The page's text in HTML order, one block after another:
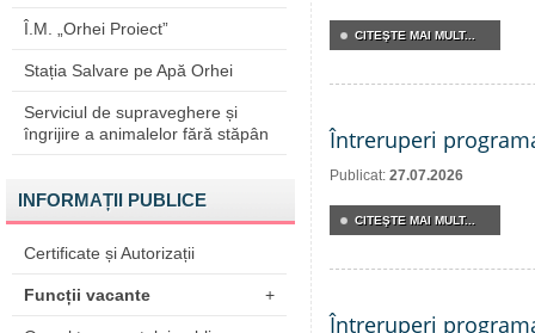
Î.M. „Orhei Proiect”
Stația Salvare pe Apă Orhei
Serviciul de supraveghere și
îngrijire a animalelor fără stăpân
INFORMAȚII PUBLICE
Certificate și Autorizații
Funcții vacante +
CITEŞTE MAI MULT...
Întreruperi
Publicat: 27.07.2026
CITEŞTE MAI MULT...
Întreruperi